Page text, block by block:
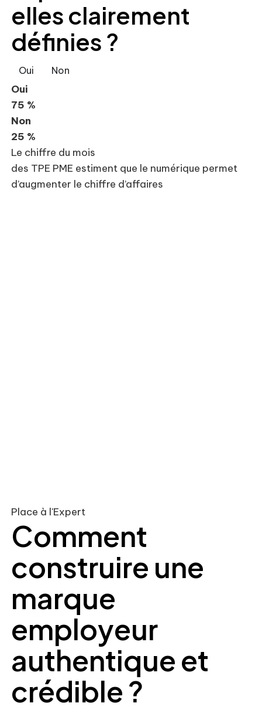
elles clairement
définies ?
Oui Non
Oui
75 %
Non
25 %
Le chiffre du mois
des TPE PME estiment que le numérique permet
d’augmenter le chiffre d’affaires
Place à l'Expert
Comment
construire une
marque
employeur
authentique et
crédible ?